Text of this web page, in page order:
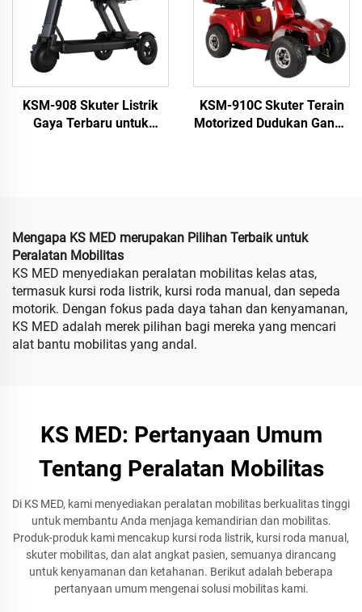
KSM-908 Skuter Listrik
Gaya Terbaru untuk
KSM-910C Skuter Terain
Motorized Dudukan Ganda
Mengapa KS MED merupakan Pilihan Terbaik untuk
Peralatan Mobilitas
KS MED menyediakan peralatan mobilitas kelas atas,
termasuk kursi roda listrik, kursi roda manual, dan sepeda
motorik. Dengan fokus pada daya tahan dan kenyamanan,
KS MED adalah merek pilihan bagi mereka yang mencari
alat bantu mobilitas yang andal.
KS MED: Pertanyaan Umum
Tentang Peralatan Mobilitas
Di KS MED, kami menyediakan peralatan mobilitas berkualitas tinggi
untuk membantu Anda menjaga kemandirian dan mobilitas.
Produk-produk kami mencakup kursi roda listrik, kursi roda manual,
skuter mobilitas, dan alat angkat pasien, semuanya dirancang
untuk kenyamanan dan ketahanan. Berikut adalah beberapa
pertanyaan umum mengenai solusi mobilitas kami.